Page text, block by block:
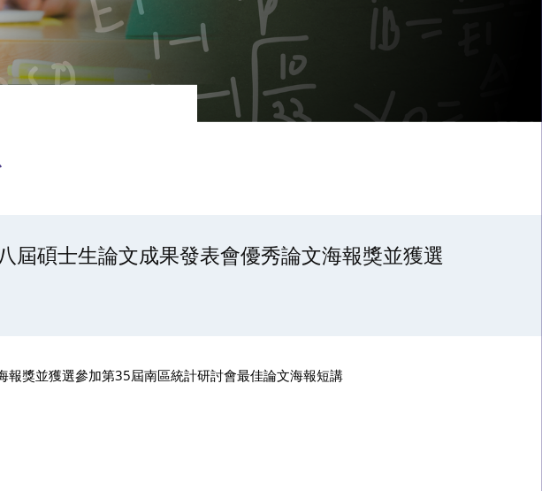
屆碩士生論文成果發表會優秀論文海報獎並獲選
報獎並獲選參加第35屆南區統計研討會最佳論文海報短講